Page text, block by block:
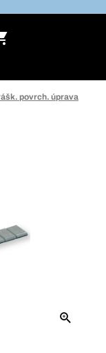
povrch. úprava